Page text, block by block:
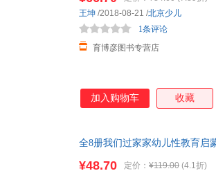
育博彦图书专营店
1条评论
王坤 /2018-08-21 /北京少儿
加入购物车 收藏
全8册我们过家家幼儿性教育启
¥48.70 定价： ¥119.00 (4.1折)